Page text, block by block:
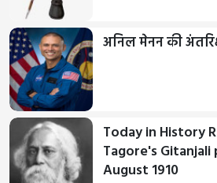
अनिल मेनन की
Today in History
Tagore's
August 1910